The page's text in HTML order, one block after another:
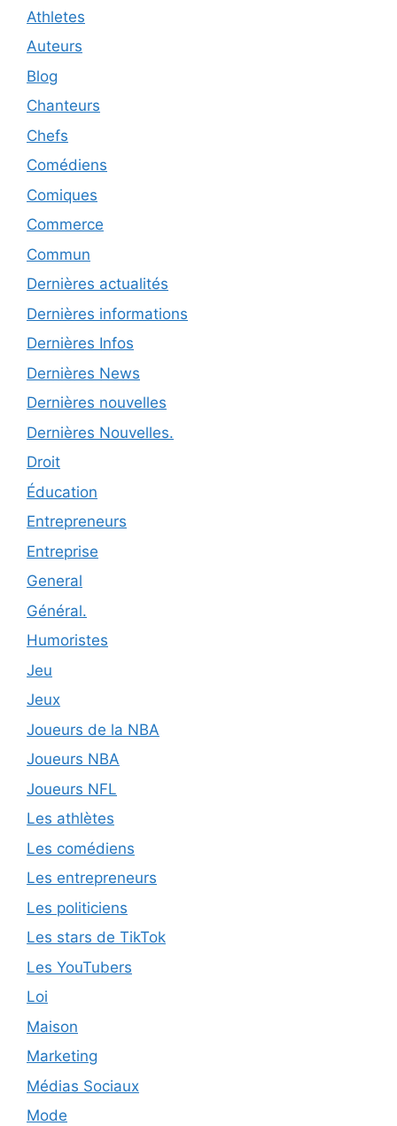
Athletes
Auteurs
Blog
Chanteurs
Chefs
Comédiens
Comiques
Commerce
Commun
Dernières actualités
Dernières informations
Dernières Infos
Dernières News
Dernières nouvelles
Dernières Nouvelles.
Droit
Éducation
Entrepreneurs
Entreprise
General
Général.
Humoristes
Jeu
Jeux
Joueurs de la NBA
Joueurs NBA
Joueurs NFL
Les athlètes
Les comédiens
Les entrepreneurs
Les politiciens
Les stars de TikTok
Les YouTubers
Loi
Maison
Marketing
Médias Sociaux
Mode